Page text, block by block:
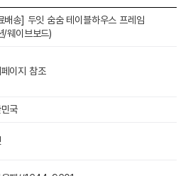
배송] 두잇 숨숨 테이블하우스 프레임
/웨이브보드)
이지 참조
국